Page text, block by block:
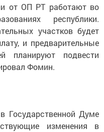
от ОП РТ работают во
республики.
участков будет
и предварительные
планируют подвести
Фомин.
Государственной Думе
изменения в